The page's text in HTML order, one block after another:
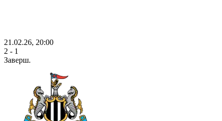
21.02.26, 20:00
2 - 1
Заверш.